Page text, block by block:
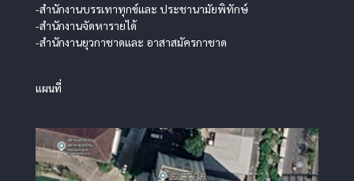
-สำนักงานบรรเทาทุกข์และ ประชานามัยพิทักษ์
-สำนักงานจัดหารายได้
-สำนักงานยุวกาชาดและ อาสาสมัครกาชาด
แผนที่